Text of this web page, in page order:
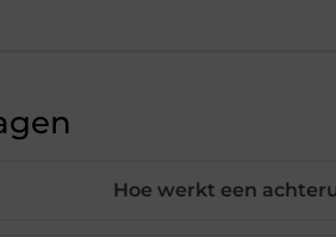
Hoe werkt een